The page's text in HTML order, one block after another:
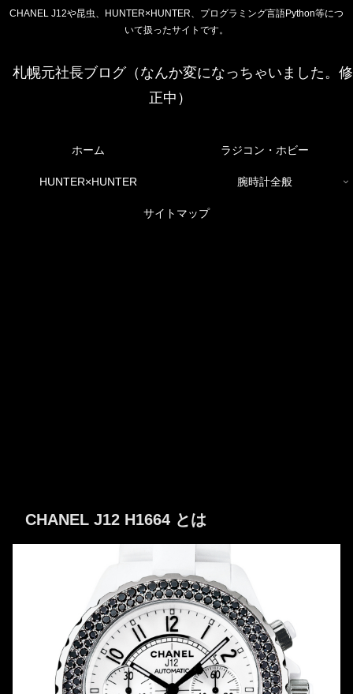
CHANEL J12や昆虫、HUNTER×HUNTER、プログラミング言語Python等につ
いて扱ったサイトです。
札幌元社長ブログ（なんか変になっちゃいました。修
正中）
ホーム ラジコン・ホビー
HUNTER×HUNTER 腕時計全般
サイトマップ
CHANEL J12 H1664 とは